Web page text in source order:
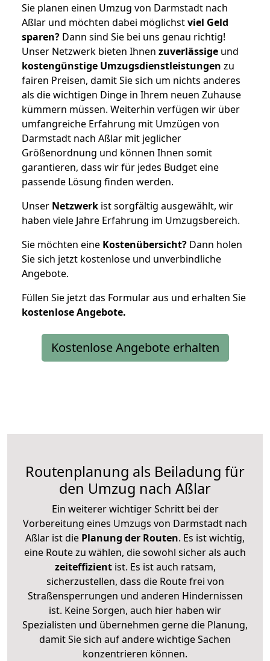
Sie planen einen Umzug von Darmstadt nach
Aßlar und möchten dabei möglichstviel Geld
sparen? Dann sind Sie bei uns genau richtig!
Unser Netzwerk bieten Ihnen zuverlässige und
kostengünstige Umzugsdienstleistungen zu
fairen Preisen, damit Sie sich um nichts anderes
als die wichtigen Dinge in Ihrem neuen Zuhause
kümmern müssen. Weiterhin verfügen wir über
umfangreiche Erfahrung mit Umzügen von
Darmstadt nach Aßlar mit jeglicher
Größenordnung und können Ihnen somit
garantieren, dass wir für jedes Budget eine
passende Lösung finden werden.
Unser Netzwerk ist sorgfältig ausgewählt, wir
haben viele Jahre Erfahrung im Umzugsbereich.
Sie möchten eine Kostenübersicht? Dann holen
Sie sich jetzt kostenlose und unverbindliche
Angebote.
Füllen Sie jetzt das Formular aus und erhalten Sie
kostenloseAngebote.
Kostenlose Angebote erhalten
Routenplanung als Beiladung für
den Umzug nach Aßlar
Ein weiterer wichtiger Schritt bei der
Vorbereitung eines Umzugs von Darmstadt nach
Aßlar ist die Planung der Routen. Es ist wichtig,
eine Route zu wählen, die sowohl sicher als auch
zeiteffizientist. Es ist auch ratsam,
sicherzustellen, dass die Route frei von
Straßensperrungen und anderen Hindernissen
ist. Keine Sorgen, auch hier haben wir
Spezialisten und übernehmen gerne die Planung,
damit Sie sich auf andere wichtige Sachen
konzentrieren können.